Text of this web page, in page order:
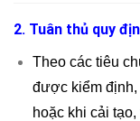
2. Tuân thủ quy
Theo các tiêu
được kiểm
hoặc khi cải